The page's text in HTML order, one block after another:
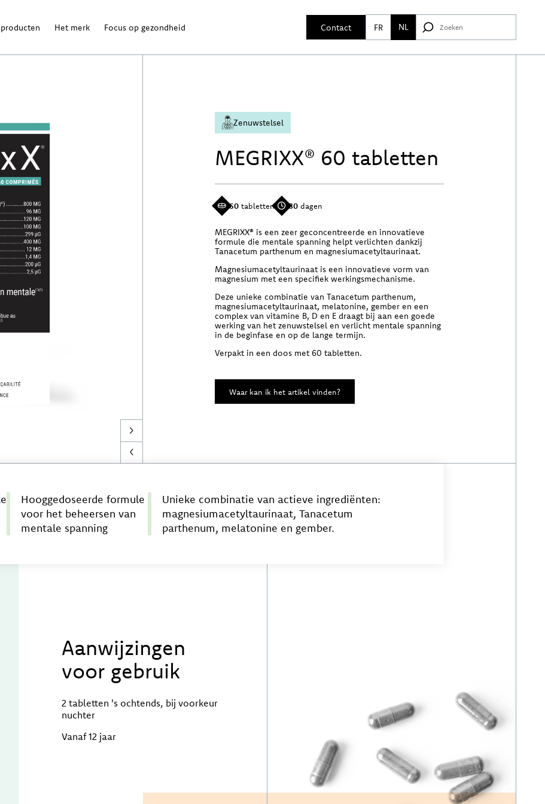
Het merk Focus op gezondheid Contact FR NL
Zenuwstelsel
MEGRIXX® 60 tabletten
60 tabletten 30 dagen
MEGRIXX® is een zeer geconcentreerde en innovatieve
formule die mentale spanning helpt verlichten dankzij
Tanacetum parthenum en magnesiumacetyltaurinaat.
Magnesiumacetyltaurinaat is een innovatieve vorm van
magnesium met een specifiek werkingsmechanisme.
Deze unieke combinatie van Tanacetum parthenum,
magnesiumacetyltaurinaat, melatonine, gember en een
complex van vitamine B, D en E draagt bij aan een goede
werking van het zenuwstelsel en verlicht mentale spanning
in de beginfase en op de lange termijn.
Verpakt in een doos met 60 tabletten.
Waar kan ik het artikel vinden?
Hooggedoseerde formule
voor het beheersen van
mentale spanning
Unieke combinatie van actieve ingrediënten:
magnesiumacetyltaurinaat, Tanacetum
parthenum, melatonine en gember.
Aanwijzingen
voor gebruik
2 tabletten 's ochtends, bij voorkeur
nuchter
Vanaf 12 jaar